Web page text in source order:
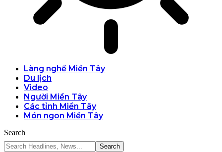
Làng nghề Miền Tây
Du lịch
Video
Người Miền Tây
Các tỉnh Miền Tây
Món ngon Miền Tây
Search